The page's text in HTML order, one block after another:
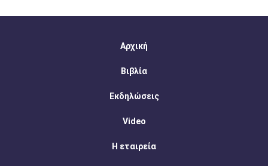
Αρχική
Βιβλία
Εκδηλώσεις
Video
Η εταιρεία